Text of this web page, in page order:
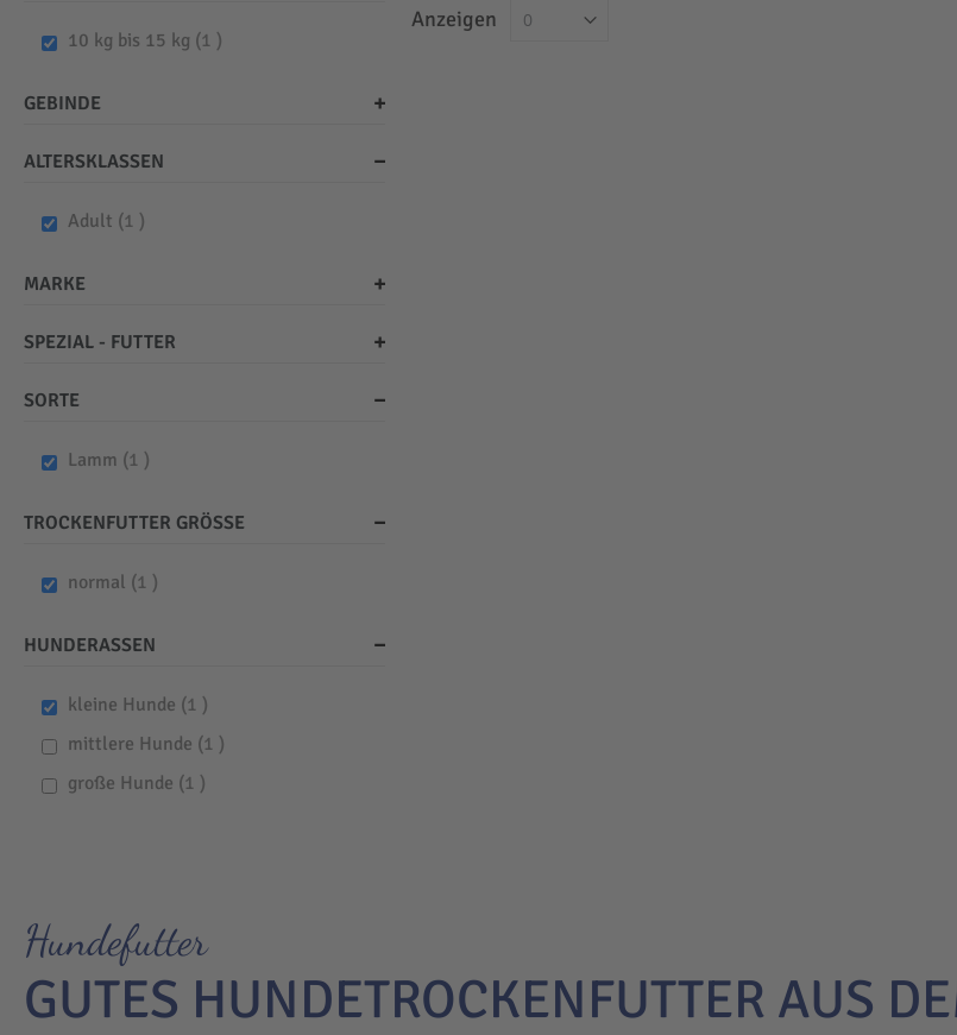
Anzeigen
10 kg bis 15 kg 1 item
GEBINDE
ALTERSKLASSEN
Adult 1 item
MARKE
SPEZIAL - FUTTER
SORTE
Lamm 1 item
TROCKENFUTTER GRÖSSE
normal 1 item
HUNDERASSEN
kleine Hunde 1 item
mittlere Hunde 1 item
große Hunde 1 item
Hundefutter
GUTES HUNDETROCKENFUTTER AUS